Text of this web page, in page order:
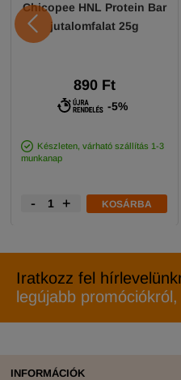
Chicopee HNL Protein Bar
jutalomfalat 25g
890 Ft
-5%
Készleten, várható szállítás 1-3
munkanap
- + KOSÁRBA
Iratkozz fel
legújabb
INFORMÁCIÓK